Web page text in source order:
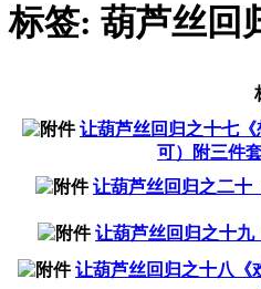
标签: 葫芦丝回
让葫芦丝回归之十七
可）附三件
让葫芦丝回归之二
让葫芦丝回归之十
让葫芦丝回归之十八